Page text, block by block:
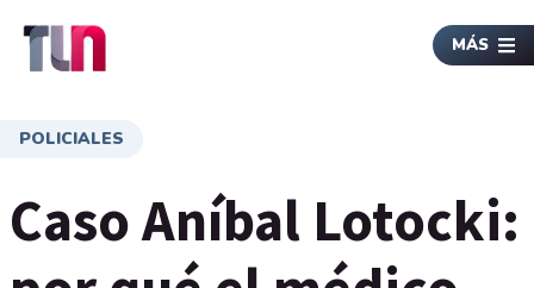
MÁS
POLICIALES
Caso Aníbal Lotocki: